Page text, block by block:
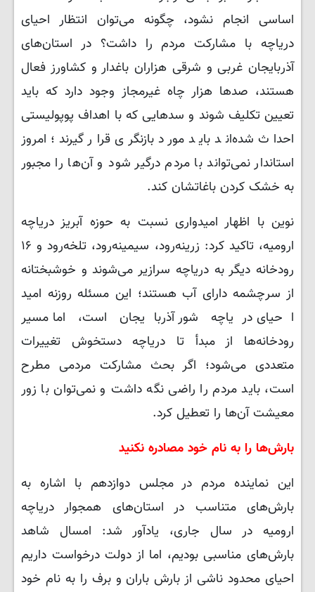
اساسی انجام نشود، چگونه می‌توان انتظار احیای
دریاچه با مشارکت مردم را داشت؟ در استان‌های
آذربایجان غربی و شرقی هزاران باغدار و کشاورز فعال
هستند، صدها هزار چاه غیرمجاز وجود دارد که باید
تعیین تکلیف شوند و سدهایی که با اهداف پوپولیستی
احداث شده‌اند باید مورد بازنگری قرار گیرند؛ امروز
استاندار نمی‌تواند با مردم درگیر شود و آن‌ها را مجبور
به خشک کردن باغاتشان کند.
نوین با اظهار امیدواری نسبت به حوزه آبریز دریاچه
ارومیه، تاکید کرد: زرینه‌رود، سیمینه‌رود، تلخه‌رود و ۱۶
رودخانه دیگر به دریاچه سرازیر می‌شوند و خوشبختانه
از سرچشمه دارای آب هستند؛ این مسئله روزنه امید
احیای دریاچه شور آذربایجان است، اما مسیر
رودخانه‌ها از مبدأ تا دریاچه دستخوش تغییرات
متعددی می‌شود؛ اگر بحث مشارکت مردمی مطرح
است، باید مردم را راضی نگه داشت و نمی‌توان با زور
معیشت آن‌ها را تعطیل کرد.
بارش‌ها را به نام خود مصادره نکنید
این نماینده مردم در مجلس دوازدهم با اشاره به
بارش‌های متناسب در استان‌های همجوار دریاچه
ارومیه در سال جاری، یادآور شد: امسال شاهد
بارش‌های مناسبی بودیم، اما از دولت درخواست داریم
احیای محدود ناشی از بارش باران و برف را به نام خود